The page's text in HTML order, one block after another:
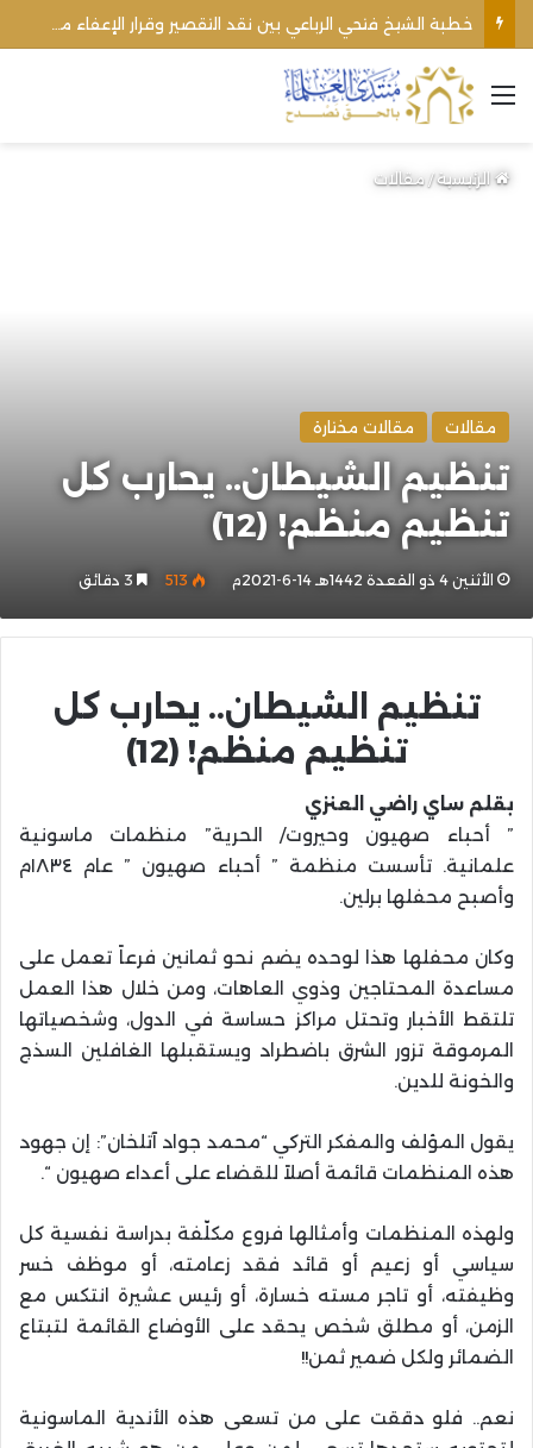
القائمة
الرئيسية/مقالات
مقالات مقالات مختارة
تنظيم الشيطان.. يحارب كل
تنظيم منظم! (12)
الأثنين 4 ذو القعدة 1442هـ 14-6-2021م 513
تنظيم الشيطان.. يحارب كل
تنظيم منظم! (12)
بقلم ساي راضي العنزي
” أحباء صهيون وحيروت/ الحرية” منظمات ماسونية
علمانية. تأسست منظمة ” أحباء صهيون ” عام ١٨٣٤م
وأصبح محفلها برلين.
وكان محفلها هذا لوحده يضم نحو ثمانين فرعاً تعمل على
مساعدة المحتاجين وذوي العاهات، ومن خلال هذا العمل
تلتقط الأخبار وتحتل مراكز حساسة في الدول، وشخصياتها
المرموقة تزور الشرق باضطراد ويستقبلها الغافلين السذج
والخونة للدين.
يقول المؤلف والمفكر التركي “محمد جواد آتلخان”: إن جهود
هذه المنظمات قائمة أصلاً للقضاء على أعداء صهيون “.
ولهذه المنظمات وأمثالها فروع مكلّفة بدراسة نفسية كل
سياسي أو زعيم أو قائد فقد زعامته، أو موظف خسر
وظيفته، أو تاجر مسته خسارة، أو رئيس عشيرة انتكس مع
الزمن، أو مطلق شخص يحقد على الأوضاع القائمة لتبتاع
الضمائر ولكل ضمير ثمن!!
نعم.. فلو دققت على من تسعى هذه الأندية الماسونية